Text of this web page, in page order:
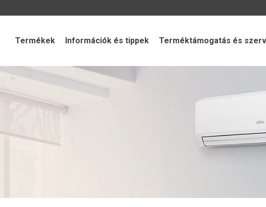
Termékek Információk és tippek Terméktámogatás és